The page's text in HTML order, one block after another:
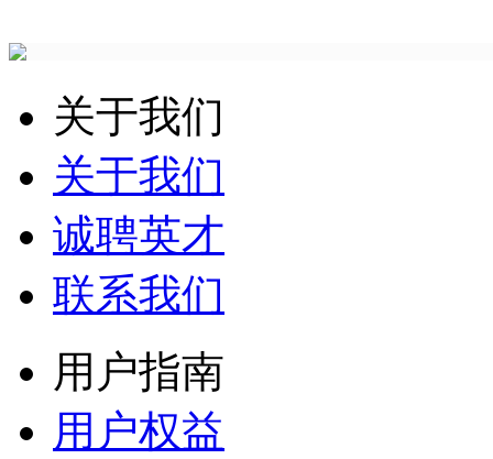
关于我们
关于我们
诚聘英才
联系我们
用户指南
用户权益